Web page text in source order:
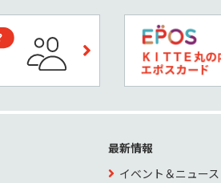
最新情報
イベント＆ニュース